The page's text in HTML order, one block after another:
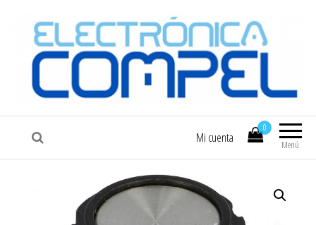
COMPEL Electrónica COMPEL
Menú
0
Mi cuenta